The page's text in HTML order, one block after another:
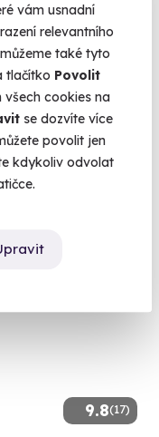
vám usnadní
relevantního
také tyto
tlačítko Povolit
všech cookies na
se dozvíte více
povolit jen
kdykoliv odvolat
9.8(16)
let
pocit volného létání.
9.8(17)